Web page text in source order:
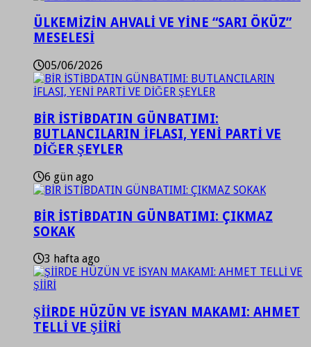
ÜLKEMİZİN AHVALİ VE YİNE “SARI ÖKÜZ”
MESELESİ
05/06/2026
BİR İSTİBDATIN GÜNBATIMI:
BUTLANCILARIN İFLASI, YENİ PARTİ VE
DİĞER ŞEYLER
6 gün ago
BİR İSTİBDATIN GÜNBATIMI: ÇIKMAZ
SOKAK
3 hafta ago
ŞİİRDE HÜZÜN VE İSYAN MAKAMI: AHMET
TELLİ VE ŞİİRİ